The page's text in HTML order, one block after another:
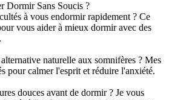
Dormir Sans Soucis ?
à vous endormir rapidement ? Ce
vous aider à mieux dormir avec des
naturelle aux somnifères ? Mes
pour calmer l'esprit et réduire l'anxiété.
douces avant de dormir ? Je vous